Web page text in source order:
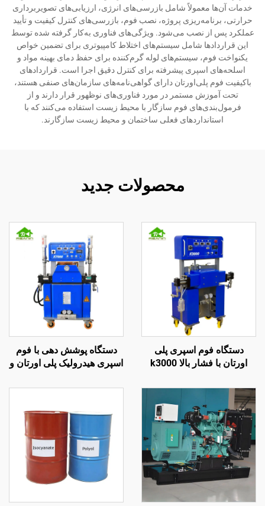
خدمات آن‌ها معمولاً شامل بازرسی‌های انرژی، ارزیابی‌های تصویربرداری
حرارتی، برنامه‌ریزی پروژه، نصب فوم، بازرسی‌های کنترل کیفیت و تأیید
عملکرد پس از نصب می‌شود. ویژگی‌های فناوری به‌کار گرفته شده توسط
این قراردادها شامل سیستم‌های اختلاط کامپیوتری برای تضمین خواص
یکنواخت فوم، سیستم‌های لوله گرم‌کننده برای حفظ دمای بهینه مواد و
اسلحه‌های اسپری پیشرفته برای کنترل دقیق اجرا است. قراردادهای
باکیفیت فوم پلی‌اورتان دارای گواهی‌نامه‌های سازمان‌های صنفی هستند،
تحت آموزش مستمر در مورد فناوری‌های نوظهور قرار دارند و از
فرمول‌بندی‌های فوم سازگار با محیط زیست استفاده می‌کنند که با
استانداردهای فعلی ساختمان و محیط زیست سازگارند.
محصولات جدید
دستگاه فوم اسپری پلی
اورتان با فشار بالا k3000
سقف
دستگاه پوشش دهی با فوم
اسپری هیدرولیک پلی اورتان و
گواهینامه CE